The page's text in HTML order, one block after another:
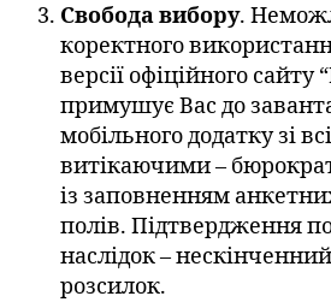
Свобода вибору.
коректного
версії офіційного
примушує Вас до
мобільного додатку зі
витікаючими –
із заповненням
полів. Підтвердження
наслідок –
розсилок.